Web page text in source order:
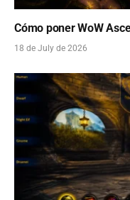
Cómo poner WoW
18 de July de 2026